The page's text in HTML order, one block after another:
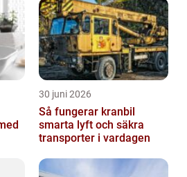
30 juni 2026
Så fungerar kranbil
smarta lyft och säkra
transporter i vardagen